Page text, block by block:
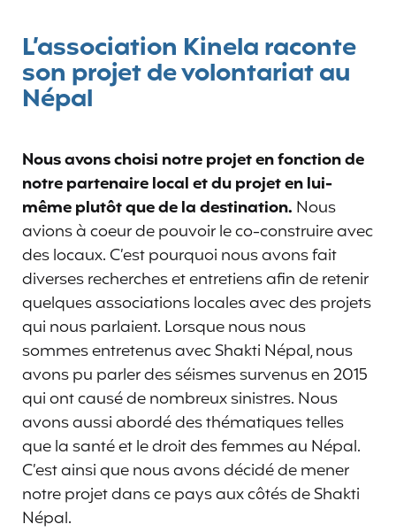
L’association Kinela raconte
son projet de volontariat au
Népal
Nous avons choisi notre projet en fonction de
notre partenaire local et du projet en lui-
même plutôt que de la destination. Nous
avions à coeur de pouvoir le co-construire avec
des locaux. C’est pourquoi nous avons fait
diverses recherches et entretiens afin de retenir
quelques associations locales avec des projets
qui nous parlaient. Lorsque nous nous
sommes entretenus avec Shakti Népal, nous
avons pu parler des séismes survenus en 2015
qui ont causé de nombreux sinistres. Nous
avons aussi abordé des thématiques telles
que la santé et le droit des femmes au Népal.
C’est ainsi que nous avons décidé de mener
notre projet dans ce pays aux côtés de Shakti
Népal.